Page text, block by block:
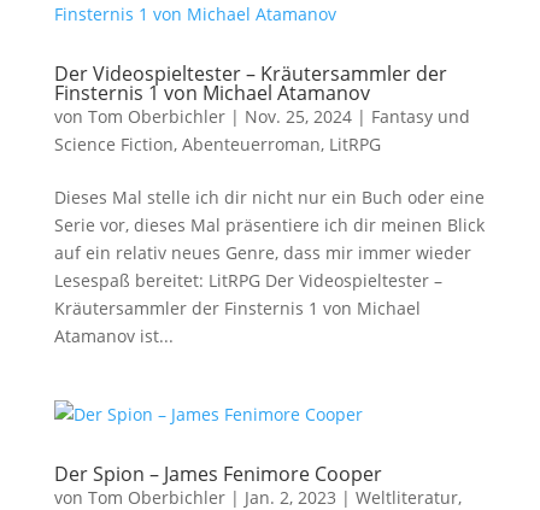
Der Videospieltester – Kräutersammler der
Finsternis 1 von Michael Atamanov
von Tom Oberbichler| Nov. 25, 2024| Fantasy und
Science Fiction, Abenteuerroman, LitRPG
Dieses Mal stelle ich dir nicht nur ein Buch oder eine
Serie vor, dieses Mal präsentiere ich dir meinen Blick
auf ein relativ neues Genre, dass mir immer wieder
Lesespaß bereitet: LitRPG Der Videospieltester –
Kräutersammler der Finsternis 1 von Michael
Atamanov ist...
Der Spion – James Fenimore Cooper
von Tom Oberbichler| Jan. 2, 2023 | Weltliteratur,